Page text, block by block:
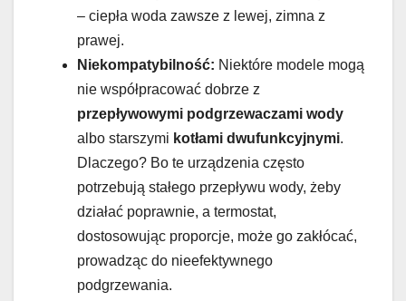
– ciepła woda zawsze z lewej, zimna z
prawej.
Niekompatybilność: Niektóre modele mogą
nie współpracować dobrze z
przepływowymi podgrzewaczami wody
albo starszymi kotłami dwufunkcyjnymi.
Dlaczego? Bo te urządzenia często
potrzebują stałego przepływu wody, żeby
działać poprawnie, a termostat,
dostosowując proporcje, może go zakłócać,
prowadząc do nieefektywnego
podgrzewania.